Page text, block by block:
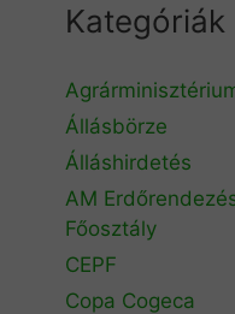
Kategóriák
Állásbörze
Álláshirdetés
AM
Főosztály
CEPF
Copa Cogeca